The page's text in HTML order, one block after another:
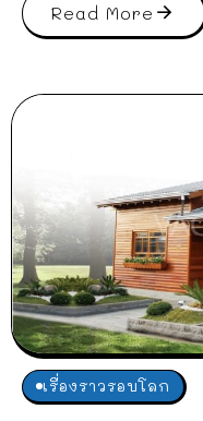
Read More
เรื่องราวรอบโลก